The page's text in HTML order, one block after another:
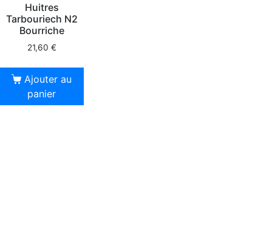
Huitres
Tarbouriech N2
Bourriche
21,60 €
Ajouter au
panier